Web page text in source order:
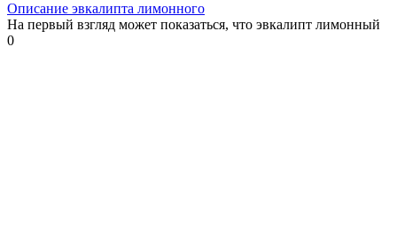
Описание эвкалипта лимонного
На первый взгляд может показаться, что эвкалипт лимонный
0